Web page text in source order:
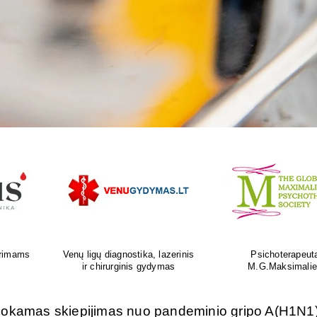
Ortopedijos priemonių gamyba ir
individualus pritaikymas
Atliksime tikslų, bet
tyrimą visoje
skiepijimas nuo pandeminio gripo